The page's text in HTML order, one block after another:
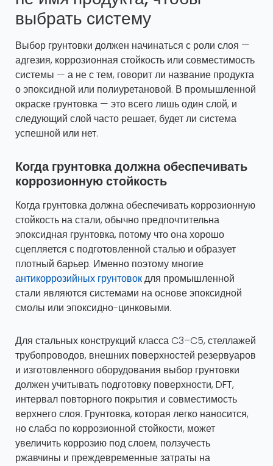
выбрать систему
Выбор грунтовки должен начинаться с роли слоя —
адгезия, коррозионная стойкость или совместимость
системы — а не с тем, говорит ли название продукта
о эпоксидной или полиуретановой. В промышленной
окраске грунтовка — это всего лишь один слой, и
следующий слой часто решает, будет ли система
успешной или нет.
Когда грунтовка должна обеспечивать
коррозионную стойкость
Когда грунтовка должна обеспечивать коррозионную
стойкость на стали, обычно предпочтительна
эпоксидная грунтовка, потому что она хорошо
сцепляется с подготовленной сталью и образует
плотный барьер. Именно поэтому многие
антикоррозийных грунтовокдля промышленной
стали являются системами на основе эпоксидной
смолы или эпоксидно-цинковыми.
Для стальных конструкций класса C3–C5, стеллажей
трубопроводов, внешних поверхностей резервуаров
и изготовленного оборудования выбор грунтовки
должен учитывать подготовку поверхности, DFT,
интервал повторного покрытия и совместимость
верхнего слоя. Грунтовка, которая легко наносится,
но слабa по коррозионной стойкости, может
увеличить коррозию под слоем, ползучесть
ржавчины и преждевременные затраты на